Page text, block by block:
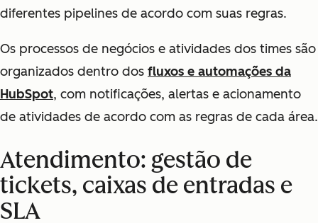
diferentes pipelines de acordo com suas regras.
Os processos de negócios e atividades dos times são
organizados dentro dos fluxos e automações da
HubSpot, com notificações, alertas e acionamento
de atividades de acordo com as regras de cada área.
Atendimento: gestão de
tickets, caixas de entradas e
SLA